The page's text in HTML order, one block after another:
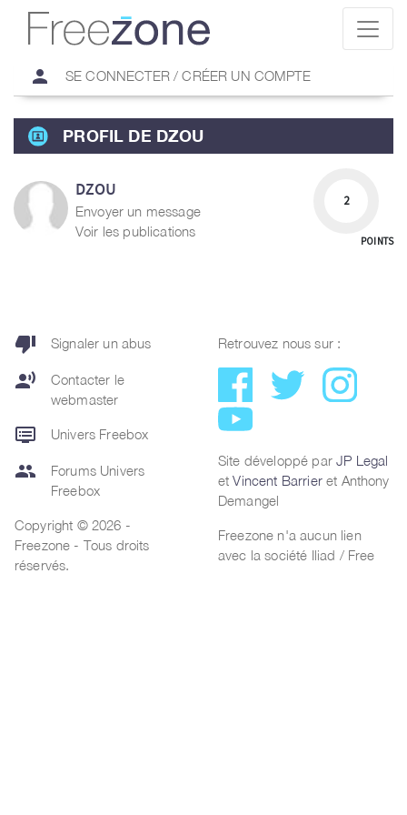
person SE CONNECTER / CRÉER UN COMPTE
PROFIL DE DZOU
DZOU
Envoyer un message
Voir les publications
2
POINTS
thumb_down Signaler un abus
record_voice_over
Contacter le
webmaster
dvr Univers Freebox
group
Forums Univers
Freebox
Copyright © 2026 -
Freezone - Tous droits
réservés.
Retrouvez nous sur :
Site développé parJP Legal
etVincent Barrieret Anthony
Demangel
Freezone n'a aucun lien
avec la société Iliad / Free